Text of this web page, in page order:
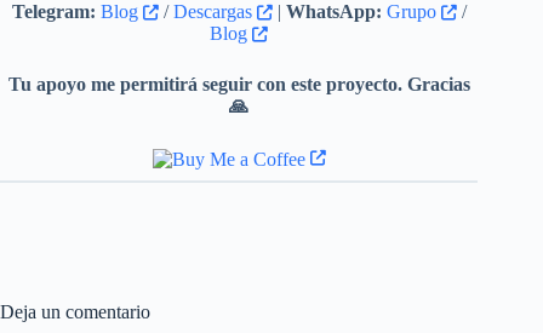
Telegram: Blog /Descargas | WhatsApp: Grupo
/
Blog
Tu apoyo me permitirá seguir con este proyecto. Gracias
🙏
Deja un comentario